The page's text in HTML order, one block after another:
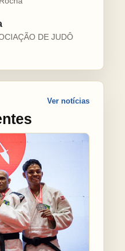
DE JUDÔ
Ver notícias